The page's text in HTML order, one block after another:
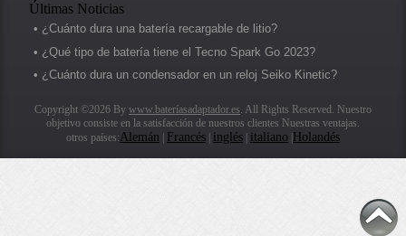
Últimas Noticias
• ¿Cuánto dura una batería recargable de litio?
• ¿Qué tipo de batería tiene el Tecno Spark Go 2023?
• ¿Cuánto dura un condensador en un reloj Seiko Kinetic?
Copyright ©2026 By www.bateríasadaptador.es. All Rights Reserved. Nuestro
objetivo consiste en la satisfacción de nuestros clientes Nuestras ventajas.
otros países:Alemán Francés inglés italiano Holandés